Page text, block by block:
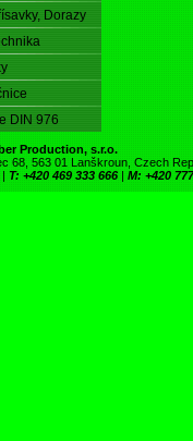
Dorazy
DIN 976
Production, s.r.o.
68, 563 01 Lanškroun, Czech
| T: +420 469 333 666 | M: +420